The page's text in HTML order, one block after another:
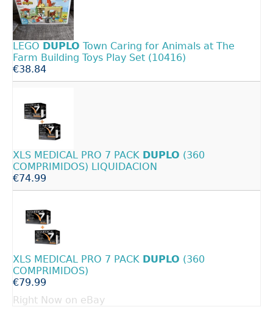
LEGO DUPLO Town Caring for Animals at The
Farm Building Toys Play Set (10416)
€38.84
XLS MEDICAL PRO 7 PACK DUPLO (360
COMPRIMIDOS) LIQUIDACION
€74.99
XLS MEDICAL PRO 7 PACK DUPLO (360
COMPRIMIDOS)
€79.99
Right Now on eBay